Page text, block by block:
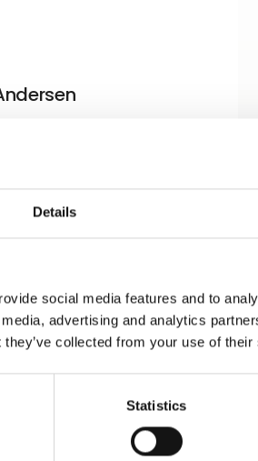
Details
social media features and to
advertising and analytics
collected from your use of
Statistics